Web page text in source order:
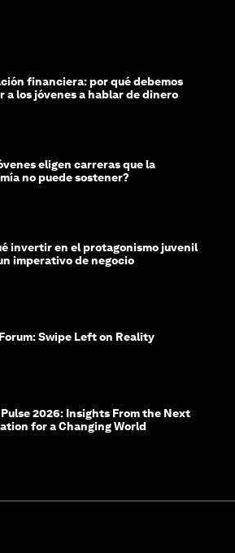
financiera: por qué debemos
a los jóvenes a hablar de dinero
eligen carreras que la
no puede sostener?
invertir en el protagonismo juvenil
imperativo de negocio
Swipe Left on Reality
2026: Insights From the Next
for a Changing World